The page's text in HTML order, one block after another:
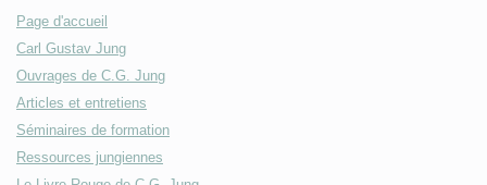
Page d'accueil
Carl Gustav Jung
Ouvrages de C.G. Jung
Articles et entretiens
Séminaires de formation
Ressources jungiennes